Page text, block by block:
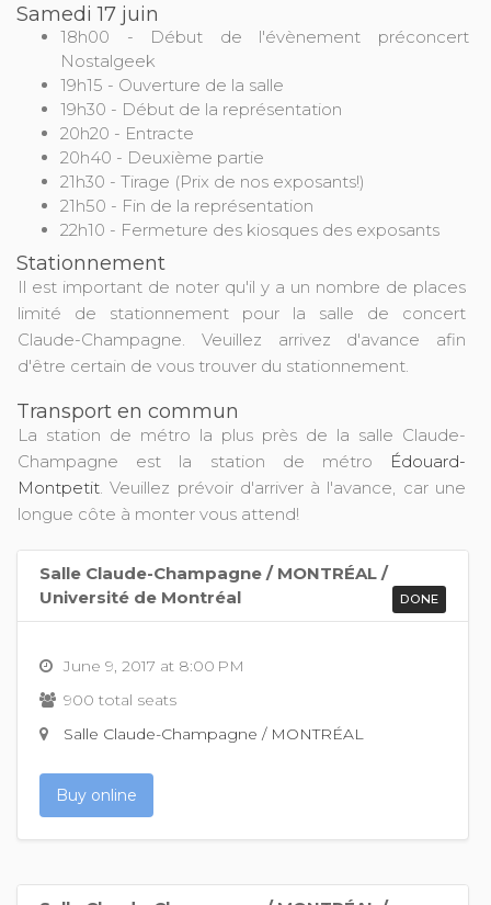
Samedi 17 juin
18h00 - Début de l'évènement préconcert
Nostalgeek
19h15 - Ouverture de la salle
19h30 - Début de la représentation
20h20 - Entracte
20h40 - Deuxième partie
21h30 - Tirage (Prix de nos exposants!)
21h50 - Fin de la représentation
22h10 - Fermeture des kiosques des exposants
Stationnement
Il est important de noter qu'il y a un nombre de places
limité de stationnement pour la salle de concert
Claude-Champagne. Veuillez arrivez d'avance afin
d'être certain de vous trouver du stationnement.
Transport en commun
La station de métro la plus près de la salle Claude-
Champagne est la station de métro
Édouard-
Montpetit . Veuillez prévoir d'arriver à l'avance, car une
longue côte à monter vous attend!
Salle Claude-Champagne / MONTRÉAL /
Université de Montréal
DONE
June 9, 2017 at 8:00 PM
900 total seats
Salle Claude-Champagne / MONTRÉAL
Buy online